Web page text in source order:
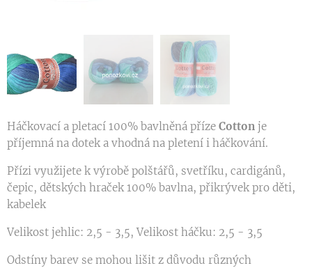
Háčkovací a pletací 100% bavlněná příze Cotton je
příjemná na dotek a vhodná na pletení i háčkování.
Přízi využijete k výrobě polštářů, svetříku, cardigánů,
čepic, dětských hraček 100% bavlna, přikrývek pro děti,
kabelek
Velikost jehlic: 2,5 - 3,5, Velikost háčku: 2,5 - 3,5
Odstíny barev se mohou lišit z důvodu různých